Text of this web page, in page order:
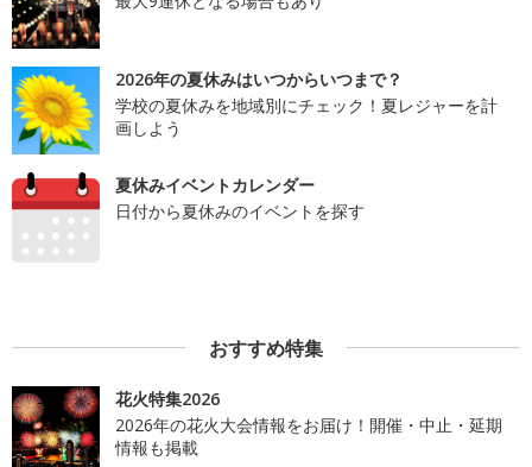
2026年の夏休みはいつからいつまで？
学校の夏休みを地域別にチェック！夏レジャーを計
画しよう
夏休みイベントカレンダー
日付から夏休みのイベントを探す
おすすめ特集
花火特集2026
2026年の花火大会情報をお届け！開催・中止・延期
情報も掲載